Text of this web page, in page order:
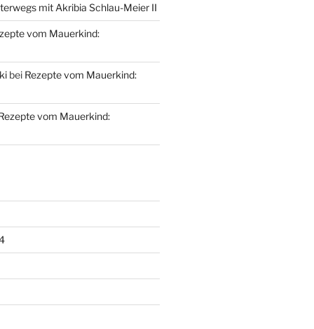
mit Akribia Schlau-Meier II
vom Mauerkind:
bei Rezepte vom Mauerkind:
vom Mauerkind: